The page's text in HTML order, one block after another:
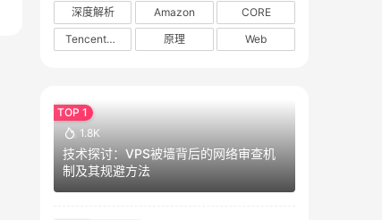
深度解析
Amazon
CORE
TencentOS
原理 Web
1.8K
技术探讨：VPS被墙背后的网络审查机
制及其规避方法